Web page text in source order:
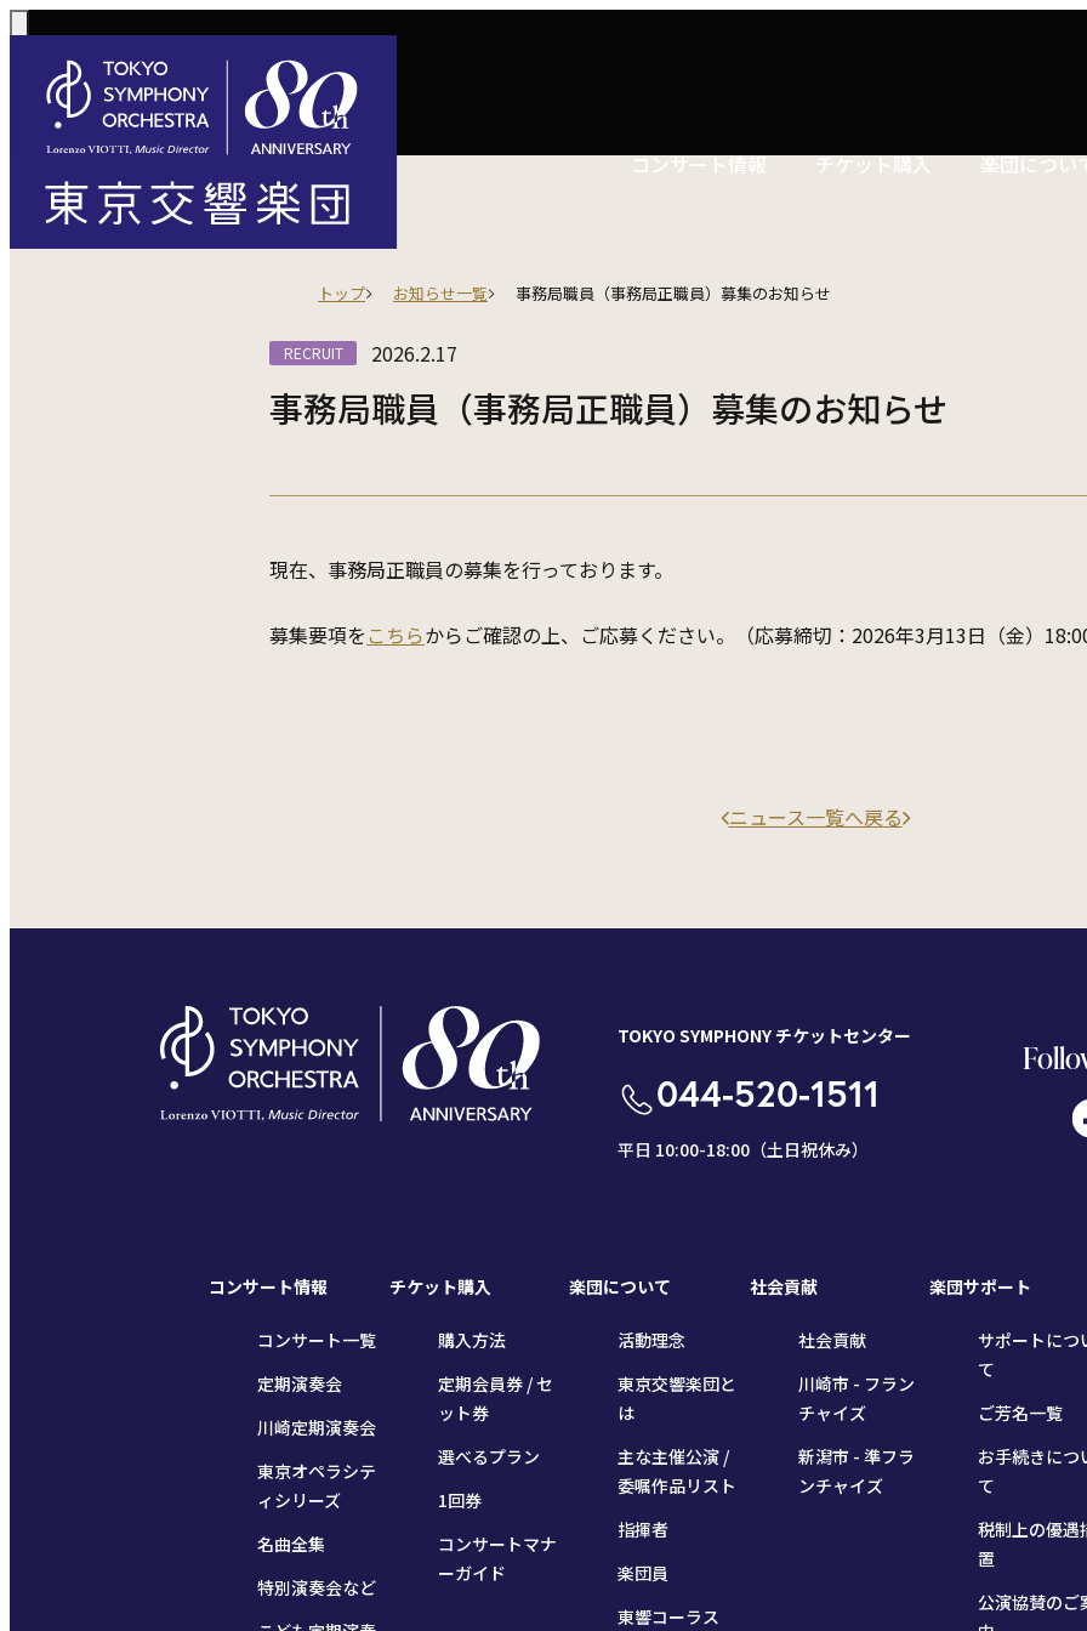
コンサート情報
コンサート情報
定期演奏会
東京オペラシティシリーズ
こども定期演奏会
演奏会プログラム「Symphony」
チケット購入
チケット購入
定期会員券 / セット券
選べるプラン
1回券
楽団につい
楽団について
東京交響楽団とは
指揮者
採用・オーディション
社会貢献
ご芳名一覧
お手続きについて
税制上の優遇措置
インカインド（物品寄付）
東響会員
トップ お知らせ一覧 事務局職員（事務局正職員）募集のお知らせ
RECRUIT 2026.2.17
事務局職員（事務局正職員）募集のお知らせ
現在、事務局正職員の募集を行っております。
募集要項を こちらからご確認の上、ご応募ください。（応募締切：2026年3月13日（金）18:00
ニュース一覧へ戻る
TOKYO SYMPHONY チケットセンター
044-520-1511
平日 10:00-18:00（土日祝休み）
コンサート情報
コンサート一覧
定期演奏会
川崎定期演奏会
東京オペラシテ
ィシリーズ
名曲全集
特別演奏会など
チケット購入
購入方法
定期会員券 / セ
ット券
選べるプラン
1回券
コンサートマナ
ーガイド
楽団について
活動理念
東京交響楽団と
は
主な主催公演 /
委嘱作品リスト
指揮者
楽団員
東響コーラス
社会貢献
社会貢献
川崎市 - フラン
チャイズ
新潟市 - 準フラ
ンチャイズ
楽団サポート
サポートにつ
て
ご芳名一覧
お手続きにつ
て
税制上の優遇
置
公演協賛のご